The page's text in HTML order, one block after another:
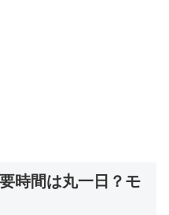
時間は丸一日？モ